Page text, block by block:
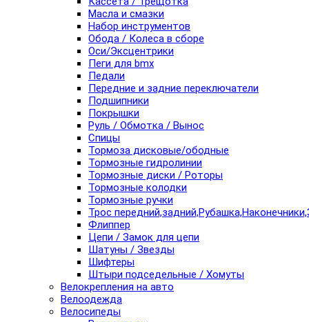
Масла и смазки
Набор инструментов
Обода / Колеса в сборе
Оси/Эксцентрики
Пеги для bmx
Педали
Передние и задние переключатели
Подшипники
Покрышки
Руль / Обмотка / Вынос
Спицы
Тормоза дисковые/ободные
Тормозные гидролинии
Тормозные диски / Роторы
Тормозные колодки
Тормозные ручки
Трос
Флиппер
Цепи / Замок для цепи
Шатуны / Звезды
Шифтеры
Штыри подседельные / Хомуты
Велокрепления на авто
Велоодежда
Велосипеды